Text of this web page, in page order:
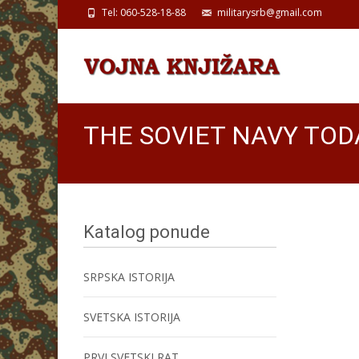
Tel: 060-528-18-88 militarysrb@gmail.com
THE SOVIET NAVY
Katalog ponude
SRPSKA ISTORIJA
SVETSKA ISTORIJA